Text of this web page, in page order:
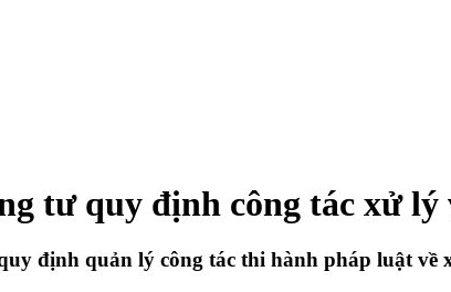
tư quy định công tác xử
định quản lý công tác thi hành pháp luật